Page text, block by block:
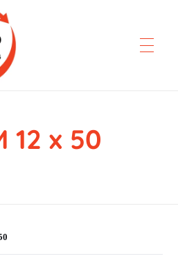
12 x 50